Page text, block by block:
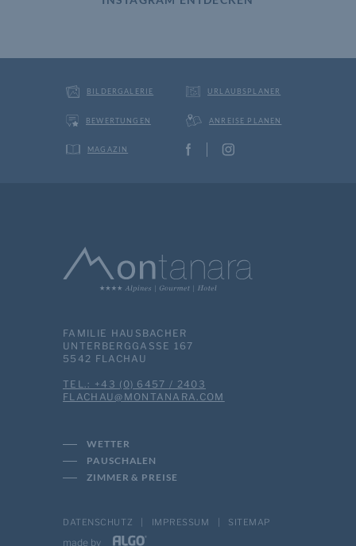
BILDERGALERIE URLAUBSPLANER
BEWERTUNGEN ANREISE PLANEN
MAGAZIN
FAMILIE HAUSBACHER
UNTERBERGGASSE 167
5542 FLACHAU
TEL.: +43 (0) 6457 / 2403
MOC.ARANATNOM@UAHCALF
WETTER
PAUSCHALEN
ZIMMER & PREISE
DATENSCHUTZ | IMPRESSUM | SITEMAP
made by